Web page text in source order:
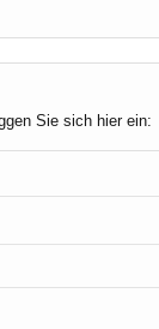
Sie sich hier ein: